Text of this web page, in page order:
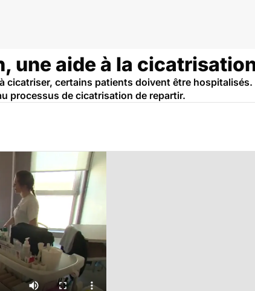
une aide à la
cicatriser, certains patients doivent être
processus de cicatrisation de repartir.